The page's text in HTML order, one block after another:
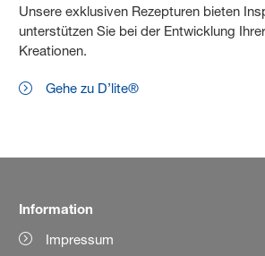
Unsere exklusiven Rezepturen bieten
unterstützen Sie bei der Entwicklung
Kreationen.
Gehe zu D’lite®
Information
Impressum